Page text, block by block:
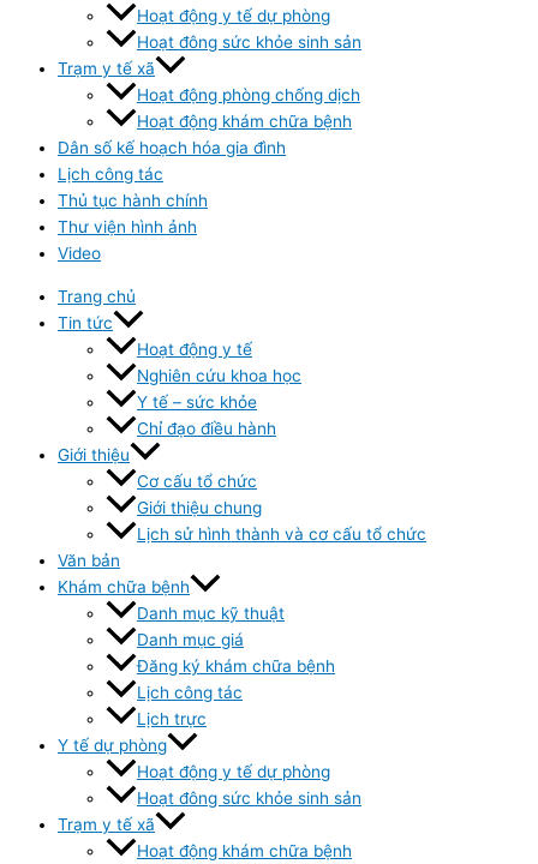
Hoạt động y tế dự phòng
Hoạt đông sức khỏe sinh sản
Trạm y tế xã
Hoạt động phòng chống dịch
Hoạt động khám chữa bệnh
Dân số kế hoạch hóa gia đình
Lịch công tác
Thủ tục hành chính
Thư viện hình ảnh
Video
Trang chủ
Tin tức
Hoạt động y tế
Nghiên cứu khoa học
Y tế – sức khỏe
Chỉ đạo điều hành
Giới thiệu
Cơ cấu tổ chức
Giới thiệu chung
Lịch sử hình thành và cơ cấu tổ chức
Văn bản
Khám chữa bệnh
Danh mục kỹ thuật
Danh mục giá
Đăng ký khám chữa bệnh
Lịch công tác
Lịch trực
Y tế dự phòng
Hoạt động y tế dự phòng
Hoạt đông sức khỏe sinh sản
Trạm y tế xã
Hoạt động khám chữa bệnh